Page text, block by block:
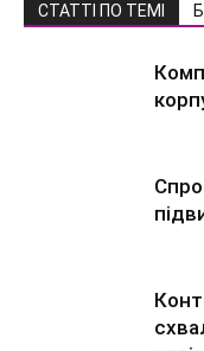
СТАТТІ ПО ТЕМІ